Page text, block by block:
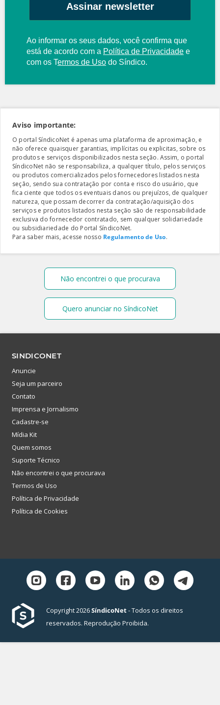
Assinar newsletter
Ao informar os seus dados, você confirma que
está de acordo com a Política de Privacidade e
com os Termos de Uso do Síndico.
Aviso importante:
O portal SíndicoNet é apenas uma plataforma de aproximação, e
não oferece quaisquer garantias, implícitas ou explicitas, sobre os
produtos e serviços disponibilizados nesta seção. Assim, o portal
SíndicoNet não se responsabiliza, a qualquer título, pelos serviços
ou produtos comercializados pelos fornecedores listados nesta
seção, sendo sua contratação por conta e risco do usuário, que
fica ciente que todos os eventuais danos ou prejuízos, de qualquer
natureza, que possam decorrer da contratação/aquisição dos
serviços e produtos listados nesta seção são de responsabilidade
exclusiva do fornecedor contratado, sem qualquer solidariedade
ou subsidiariedade do Portal SíndicoNet.
Para saber mais, acesse nosso Regulamento de Uso.
Não encontrei o que procurava
Quero anunciar no SíndicoNet
SINDICONET
Anuncie
Seja um parceiro
Contato
Imprensa e Jornalismo
Cadastre-se
Mídia Kit
Quem somos
Suporte Técnico
Não encontrei o que procurava
Termos de Uso
Política de Privacidade
Política de Cookies
Copyright 2026SíndicoNet- Todos os direitos
reservados. Reprodução Proibida.